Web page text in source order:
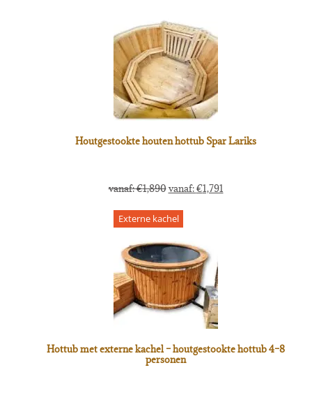
Houtgestookte houten hottub Spar Lariks
vanaf:€1,890vanaf:€1,791
Externe kachel
Hottub met externe kachel – houtgestookte hottub 4–8
personen